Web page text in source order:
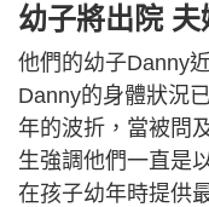
幼子將出院
他們的幼子Danny
Danny的身體狀況
年的波折，當被問
生強調他們一直是
在孩子幼年時提供